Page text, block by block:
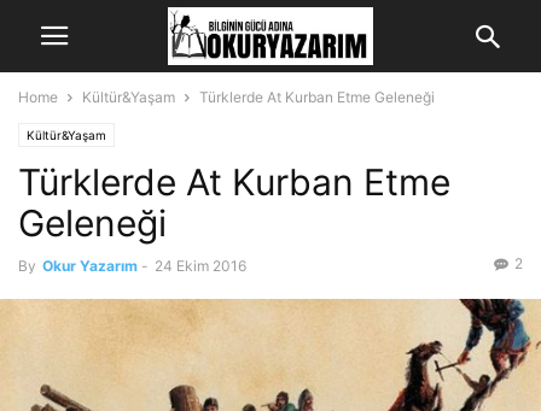
Home Kültür&Yaşam Türklerde At Kurban Etme Geleneği
Kültür&Yaşam
Türklerde At Kurban Etme
Geleneği
By Okur Yazarım - 24 Ekim 2016 2